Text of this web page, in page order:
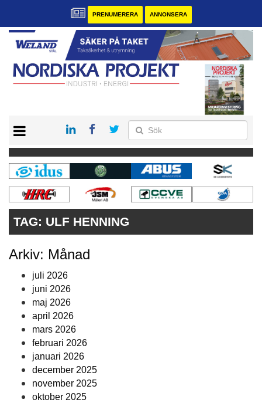
PRENUMERERA ANNONSERA
KONTAKT
VÅRA ANDRA MAGASIN
PRENUMERERA
ANNONSERA
TAG: ULF HENNING
Arkiv: Månad
juli 2026
juni 2026
maj 2026
april 2026
mars 2026
februari 2026
januari 2026
december 2025
november 2025
oktober 2025